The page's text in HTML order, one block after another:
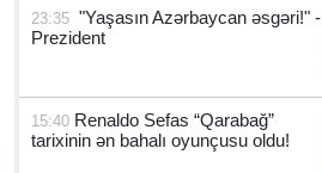
23:35 "Yaşasın Azərbaycan əsgəri!" -
Prezident
15:40 Renaldo Sefas “Qarabağ”
tarixinin ən bahalı oyunçusu oldu!